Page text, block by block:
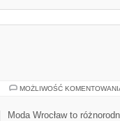
MOŻLIWOŚĆ
Moda Wrocław to